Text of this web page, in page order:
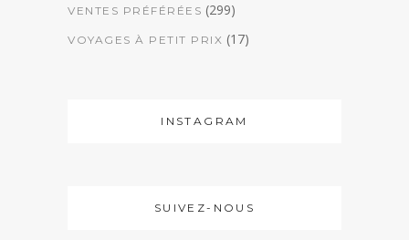
VENTES PRÉFÉRÉES (299)
VOYAGES À PETIT PRIX (17)
INSTAGRAM
SUIVEZ-NOUS